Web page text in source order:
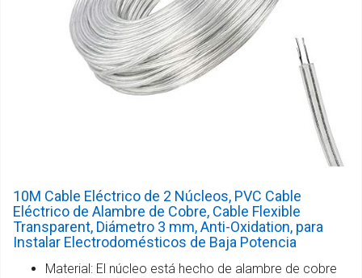
10M Cable Eléctrico de 2 Núcleos, PVC Cable
Eléctrico de Alambre de Cobre, Cable Flexible
Transparent, Diámetro 3 mm, Anti-Oxidation, para
Instalar Electrodomésticos de Baja Potencia
Material: El núcleo está hecho de alambre de cobre